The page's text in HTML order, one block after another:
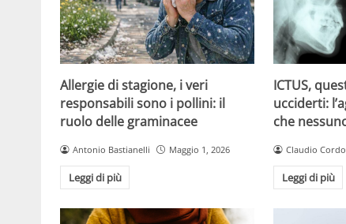
Allergie di stagione, i veri
responsabili sono i pollini: il
ruolo delle graminacee
Antonio Bastianelli Maggio 1, 2026
Leggi di più
ICTUS,
ucciderti:
che
Claudio
Leggi di più